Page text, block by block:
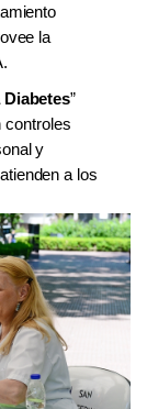
la
”
controles
y
a los